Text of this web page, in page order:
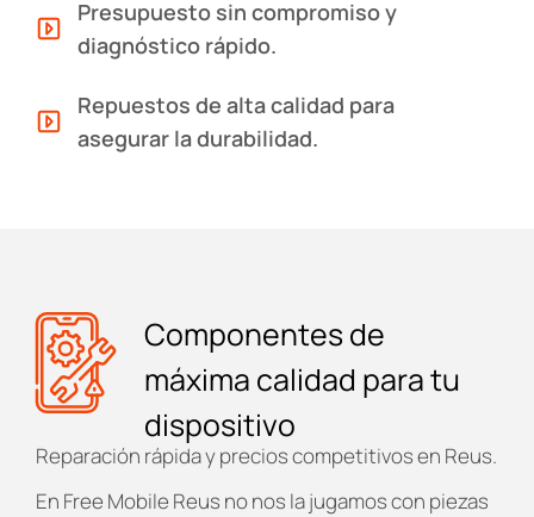
Presupuesto sin compromiso y
diagnóstico rápido.
Repuestos de alta calidad para
asegurar la durabilidad.
Componentes de
máxima calidad para tu
dispositivo
Reparación rápida y precios competitivos en Reus.
En Free Mobile Reus no nos la jugamos con piezas